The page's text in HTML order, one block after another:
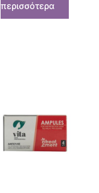
περισσότερα